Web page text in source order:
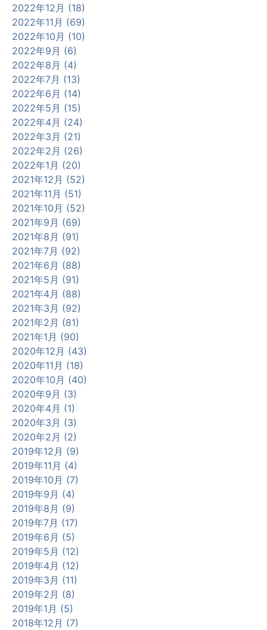
2022年12月 (18)
2022年11月 (69)
2022年10月 (10)
2022年9月 (6)
2022年8月 (4)
2022年7月 (13)
2022年6月 (14)
2022年5月 (15)
2022年4月 (24)
2022年3月 (21)
2022年2月 (26)
2022年1月 (20)
2021年12月 (52)
2021年11月 (51)
2021年10月 (52)
2021年9月 (69)
2021年8月 (91)
2021年7月 (92)
2021年6月 (88)
2021年5月 (91)
2021年4月 (88)
2021年3月 (92)
2021年2月 (81)
2021年1月 (90)
2020年12月 (43)
2020年11月 (18)
2020年10月 (40)
2020年9月 (3)
2020年4月 (1)
2020年3月 (3)
2020年2月 (2)
2019年12月 (9)
2019年11月 (4)
2019年10月 (7)
2019年9月 (4)
2019年8月 (9)
2019年7月 (17)
2019年6月 (5)
2019年5月 (12)
2019年4月 (12)
2019年3月 (11)
2019年2月 (8)
2019年1月 (5)
2018年12月 (7)